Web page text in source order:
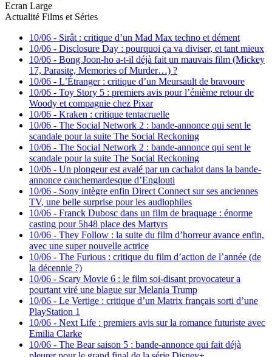
Ecran Large
Actualité Films et Séries
10/06 - Sirât : critique d’un Mad Max techno et dément
10/06 - Disclosure Day : pourquoi ça va diviser, et tant mieux
10/06 - Bong Joon-ho a-t-il déjà fait un mauvais film (Mickey
17, Parasite, Memories of Murder…) ?
10/06 - L’Étranger : critique d’un Meursault de bravoure
10/06 - Toy Story 5 : premiers avis pour l’énième retour de
Woody et compagnie chez Pixar
10/06 - Kraken : critique tentacruelle
10/06 - The Social Network 2 : bande-annonce qui sent le
scandale pour la suite The Social Reckoning
10/06 - The Social Network 2 : bande-annonce qui sent le
scandale pour la suite The Social Reckoning
10/06 - Un plongeur est avalé par un cachalot dans la bande-
annonce cauchemardesque d’Englouti
10/06 - Sony intègre enfin Direct Connect sur ses anciennes
TV, une belle surprise pour les audiophiles
10/06 - Franck Dubosc dans un film de braquage : énorme
casting pour 5h48 place des Martyrs
10/06 - They Follow : la suite du film d’horreur avance enfin,
avec une super nouvelle actrice
10/06 - The Furious : critique du film d’action de l’année (de
la décennie ?)
10/06 - Scary Movie 6 : le film soi-disant provocateur a
pourtant viré une blague sur Melania Trump
10/06 - Le Vertige : critique d’un Matrix français sorti d’une
PlayStation 1
10/06 - Next Life : premiers avis sur la romance futuriste avec
Emilia Clarke
10/06 - The Bear saison 5 : bande-annonce qui fait déjà